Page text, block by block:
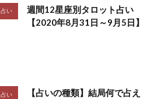
占い
週間12星座別タロット占い
【2020年8月31日～9月5日】
占い
【占いの種類】結局何で占え